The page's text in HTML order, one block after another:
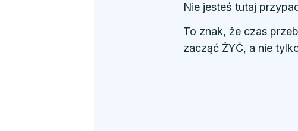
Nie jesteś tutaj
To znak, że czas
zacząć ŻYĆ, a nie